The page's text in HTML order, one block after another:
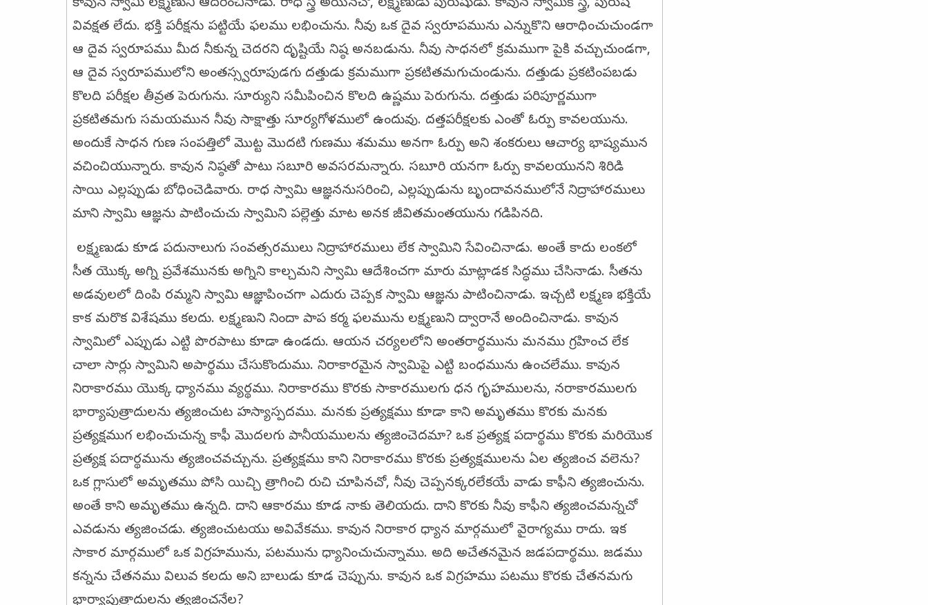
వివక్షత లేదు. భక్తి పరీక్షను పట్టియే ఫలము లభించును. నీవు ఒక దైవ స్వరూపమును ఎన్నుకొని ఆరాధించుచుండగా
ఆ దైవ స్వరూపము మీద నీకున్న చెదరని దృష్టియే నిష్ఠ అనబడును. నీవు సాధనలో క్రమముగా పైకి వచ్చుచుండగా,
ఆ దైవ స్వరూపములోని అంతస్స్వరూపుడగు దత్తుడు క్రమముగా ప్రకటితమగుచుండును. దత్తుడు ప్రకటింపబడు
కొలది పరీక్షల తీవ్రత పెరుగును. సూర్యుని సమీపించిన కొలది ఉష్ణము పెరుగును. దత్తుడు పరిపూర్ణముగా
ప్రకటితమగు సమయమున నీవు సాక్షాత్తు సూర్యగోళములో ఉందువు. దత్తపరీక్షలకు ఎంతో ఓర్పు కావలయును.
అందుకే సాధన గుణ సంపత్తిలో మొట్ట మొదటి గుణము శమము అనగా ఓర్పు అని శంకరులు ఆచార్య భాష్యమున
వచించియున్నారు. కావున నిష్ఠతో పాటు సబూరి అవసరమన్నారు. సబూరి యనగా ఓర్పు కావలయునని శిరిడి
సాయి ఎల్లప్పుడు బోధించెడివారు. రాధ స్వామి ఆజ్ఞననుసరించి, ఎల్లప్పుడును బృందావనములోనే నిద్రాహారములు
మాని స్వామి ఆజ్ఞను పాటించుచు స్వామిని పల్లెత్తు మాట అనక జీవితమంతయును గడిపినది.
లక్ష్మణుడు కూడ పదునాలుగు సంవత్సరములు నిద్రాహారములు లేక స్వామిని సేవించినాడు. అంతే కాదు లంకలో
సీత యొక్క అగ్ని ప్రవేశమునకు అగ్నిని కాల్చమని స్వామి ఆదేశించగా మారు మాట్లాడక సిద్ధము చేసినాడు. సీతను
అడవులలో దింపి రమ్మని స్వామి ఆజ్ఞాపించగా ఎదురు చెప్పక స్వామి ఆజ్ఞను పాటించినాడు. ఇచ్చటి లక్ష్మణ భక్తియే
కాక మరొక విశేషము కలదు. లక్ష్మణుని నిందా పాప కర్మ ఫలమును లక్ష్మణుని ద్వారానే అందించినాడు. కావున
స్వామిలో ఎప్పుడు ఎట్టి పొరపాటు కూడా ఉండదు. ఆయన చర్యలలోని అంతరార్థమును మనము గ్రహించ లేక
చాలా సార్లు స్వామిని అపార్థము చేసుకొందుము. నిరాకారమైన స్వామిపై ఎట్టి బంధమును ఉంచలేము. కావున
నిరాకారము యొక్క ధ్యానము వ్యర్థము. నిరాకారము కొరకు సాకారములగు ధన గృహములను, నరాకారములగు
భార్యాపుత్రాదులను త్యజించుట హస్యాస్పదము. మనకు ప్రత్యక్షము కూడా కాని అమృతము కొరకు మనకు
ప్రత్యక్షముగ లభించుచున్న కాఫీ మొదలగు పానీయములను త్యజించెదమా? ఒక ప్రత్యక్ష పదార్థము కొరకు మరియొక
ప్రత్యక్ష పదార్థమును త్యజించవచ్చును. ప్రత్యక్షము కాని నిరాకారము కొరకు ప్రత్యక్షములను ఏల త్యజించ వలెను?
ఒక గ్లాసులో అమృతము పోసి యిచ్చి త్రాగించి రుచి చూపినచో, నీవు చెప్పనక్కరలేకయే వాడు కాఫీని త్యజించును.
అంతే కాని అమృతము ఉన్నది. దాని ఆకారము కూడ నాకు తెలియదు. దాని కొరకు నీవు కాఫీని త్యజించమన్నచో
ఎవడును త్యజించడు. త్యజించుటయు అవివేకము. కావున నిరాకార ధ్యాన మార్గములో వైరాగ్యము రాదు. ఇక
సాకార మార్గములో ఒక విగ్రహమును, పటమును ధ్యానించుచున్నాము. అది అచేతనమైన జడపదార్థము. జడము
కన్నను చేతనము విలువ కలదు అని బాలుడు కూడ చెప్పును. కావున ఒక విగ్రహము పటము కొరకు చేతనమగు
భార్యాపుత్రాదులను త్యజించనేల?